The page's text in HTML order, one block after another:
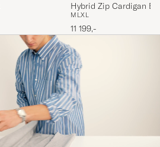
Hybrid Zip Cardigan
M LXL
11 199,-